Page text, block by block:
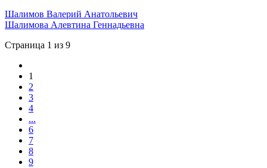
Шалимов Валерий Анатольевич
Шалимова Алевтина Геннадьевна
Страница 1 из 9
1
2
3
4
...
6
7
8
9